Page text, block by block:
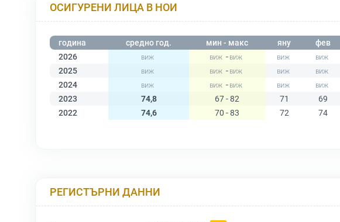
ОСИГУРЕНИ ЛИЦА В НОИ
година средно год. мин - макс яну фев
2026
-
2025
-
2024
-
2023
74,8 67 - 82 71 69
2022
74,6 70 - 83 72 74
РЕГИСТЪРНИ ДАННИ